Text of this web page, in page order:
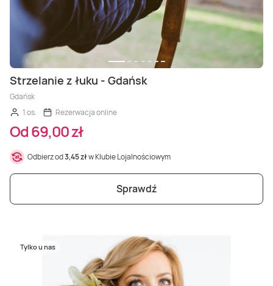
Strzelanie z łuku - Gdańsk
Gdańsk
1 os.
Rezerwacja online
Od 69,00 zł
Odbierz od3,45 złw Klubie Lojalnościowym
Sprawdź
Tylko u nas